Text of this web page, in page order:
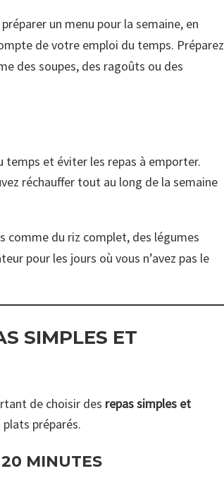
un menu pour la semaine, en
de votre emploi du temps. Préparez
des soupes, des ragoûts ou des
et éviter les repas à emporter.
réchauffer tout au long de la semaine
comme du riz complet, des légumes
pour les jours où vous n’avez pas le
SIMPLES ET
de choisir des repas simples et
préparés.
MINUTES